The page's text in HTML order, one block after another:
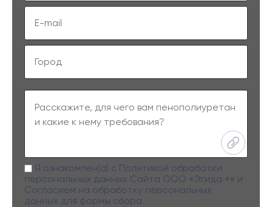
Я ознакомлен(а) с Политикой обработки
персональных данных Сайта ООО «Эгида +» и
Согласием на обработку персональных
данных для формы сбора